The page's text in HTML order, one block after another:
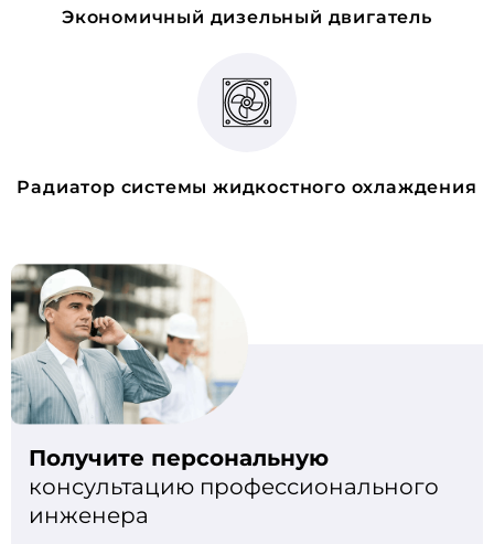
Экономичный дизельный двигатель
Радиатор системы жидкостного охлаждения
Получите персональную
консультацию профессионального
инженера